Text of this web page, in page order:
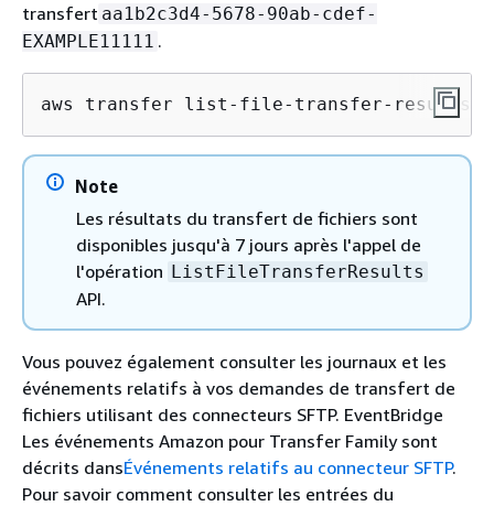
transfert aa1b2c3d4-5678-90ab-cdef-
EXAMPLE11111 .
aws transfer list-file-transfer-results --
Note
Les résultats du transfert de fichiers sont
disponibles jusqu'à 7 jours après l'appel de
l'opération ListFileTransferResults
API.
Vous pouvez également consulter les journaux et les
événements relatifs à vos demandes de transfert de
fichiers utilisant des connecteurs SFTP. EventBridge
Les événements Amazon pour Transfer Family sont
décrits dansÉvénements relatifs au connecteur SFTP.
Pour savoir comment consulter les entrées du